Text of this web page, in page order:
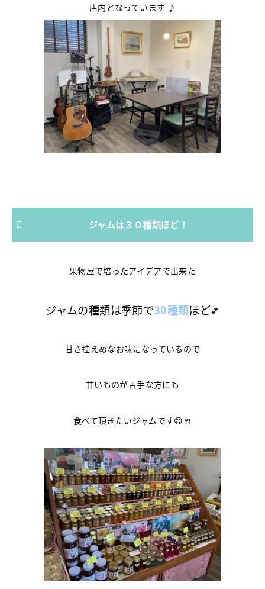
店内となっています ♪
ジャムは３０種類ほど！
果物屋で培ったアイデアで出来た
ジャムの種類は季節で30種類ほど💕
甘さ控えめなお味になっているので
甘いものが苦手な方にも
食べて頂きたいジャムです😋🍴